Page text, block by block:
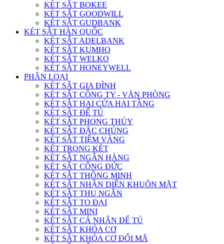
KÉT SẮT BOKEE
KÉT SẮT GOODWILL
KÉT SẮT GUDBANK
KÉT SẮT HÀN QUỐC
KÉT SẮT ADELBANK
KÉT SẮT KUMHO
KÉT SẮT WELKO
KÉT SẮT HONEYWELL
PHÂN LOẠI
KÉT SẮT GIA ĐÌNH
KÉT SẮT CÔNG TY - VĂN PHÒNG
KÉT SẮT HAI CỬA HAI TẦNG
KÉT SẮT ĐỂ TỦ
KÉT SẮT PHONG THỦY
KÉT SẮT ĐẶC CHỦNG
KÉT SẮT TIỆM VÀNG
KÉT TRONG KÉT
KÉT SẮT NGÂN HÀNG
KÉT SẮT CÔNG ĐỨC
KÉT SẮT THÔNG MINH
KÉT SẮT NHẬN DIỆN KHUÔN MẶT
KÉT SẮT THU NGÂN
KÉT SẮT TO ĐẠI
KÉT SẮT MINI
KÉT SẮT CÁ NHÂN ĐỂ TỦ
KÉT SẮT KHÓA CƠ
KÉT SẮT KHÓA CƠ ĐỔI MÃ